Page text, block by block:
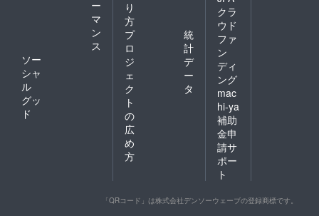
ー
マ
ン
ス
ソー
シャ
ル
グッ
ド
り
方
プ
ロ
ジ
ェ
ク
ト
の
広
め
方
統
計
デ
ー
タ
クラ
ウド
ファ
ン
ディ
ング
mac
hi-ya
補助
金申
請サ
ポー
ト
「QRコード」は株式会社デンソーウェーブの登録商標です。